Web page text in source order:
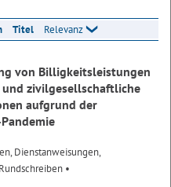
Titel Relevanz
von Billigkeitsleistungen
zivilgesellschaftliche
aufgrund der
Dienstanweisungen,
•